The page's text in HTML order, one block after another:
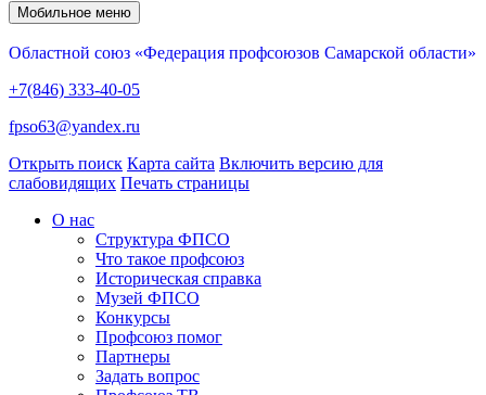
Мобильное меню
Областной союз «Федерация профсоюзов Самарской области»
+7(846) 333-40-05
fpso63@yandex.ru
Открыть поиск Карта сайта Включить версию для
слабовидящих Печать страницы
О нас
Структура ФПСО
Что такое профсоюз
Историческая справка
Музей ФПСО
Конкурсы
Профсоюз помог
Партнеры
Задать вопрос